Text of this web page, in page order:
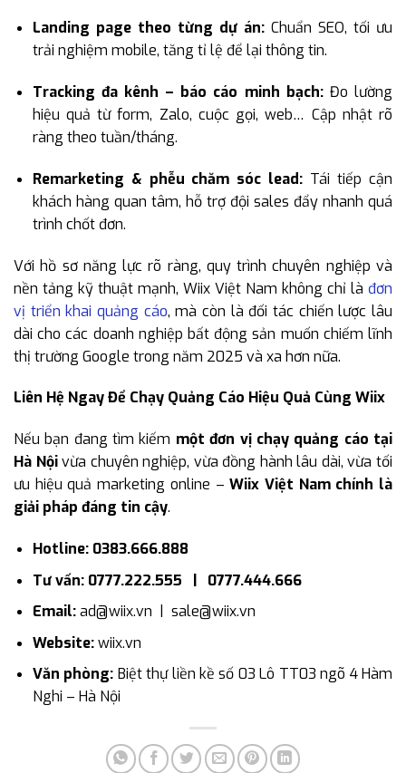
Landing page theo từng dự án:Chuẩn SEO, tối ưu
trải nghiệm mobile, tăng tỉ lệ để lại thông tin.
Tracking đa kênh – báo cáo minh bạch:Đo lường
hiệu quả từ form, Zalo, cuộc gọi, web… Cập nhật rõ
ràng theo tuần/tháng.
Remarketing & phễu chăm sóc lead: Tái tiếp cận
khách hàng quan tâm, hỗ trợ đội sales đẩy nhanh quá
trình chốt đơn.
Với hồ sơ năng lực rõ ràng, quy trình chuyên nghiệp và
nền tảng kỹ thuật mạnh, Wiix Việt Nam không chỉ là đơn
vị triển khai quảng cáo, mà còn là đối tác chiến lược lâu
dài cho các doanh nghiệp bất động sản muốn chiếm lĩnh
thị trường Google trong năm 2025 và xa hơn nữa.
Liên Hệ Ngay Để Chạy Quảng Cáo Hiệu Quả Cùng Wiix
Nếu bạn đang tìm kiếm một đơn vị chạy quảng cáo tại
Hà Nộivừa chuyên nghiệp, vừa đồng hành lâu dài, vừa tối
ưu hiệu quả marketing online –Wiix Việt Nam chính là
giải pháp đáng tin cậy.
Hotline: 0383.666.888
Tư vấn: 0777.222.555 | 0777.444.666
Email:ad@wiix.vn | sale@wiix.vn
Website:wiix.vn
Văn phòng: Biệt thự liền kề số 03 Lô TT03 ngõ 4 Hàm
Nghi – Hà Nội